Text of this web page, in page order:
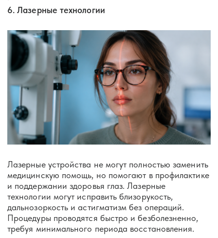
6. Лазерные технологии
Лазерные устройства не могут полностью заменить
медицинскую помощь, но помогают в профилактике
и поддержании здоровья глаз. Лазерные
технологии могут исправить близорукость,
дальнозоркость и астигматизм без операций.
Процедуры проводятся быстро и безболезненно,
требуя минимального периода восстановления.